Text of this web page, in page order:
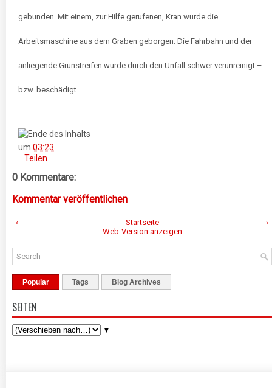
gebunden. Mit einem, zur Hilfe gerufenen, Kran wurde die
Arbeitsmaschine aus dem Graben geborgen. Die Fahrbahn und der
anliegende Grünstreifen wurde durch den Unfall schwer verunreinigt –
bzw. beschädigt.
um 03:23
Teilen
0 Kommentare:
Kommentar veröffentlichen
‹ ›
Startseite
Web-Version anzeigen
Popular Tags Blog Archives
SEITEN
▼